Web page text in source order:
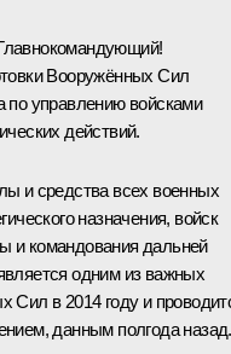
Вооружённых Сил
по управлению войсками
действий.
и средства всех военных
назначения, войск
и командования дальней
одним из важных
Сил в 2014 году и
данным полгода назад.